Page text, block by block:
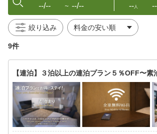
--/-- 〜 --/-- --人 --
絞り込み
9件
【連泊】３泊以上の連泊プラン５％OFF〜素